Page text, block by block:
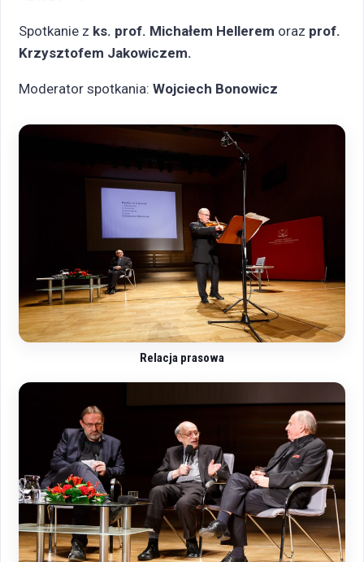
Spotkanie z ks. prof. Michałem Hellerem oraz prof.
Krzysztofem Jakowiczem.
Moderator spotkania:Wojciech Bonowicz
Relacja prasowa